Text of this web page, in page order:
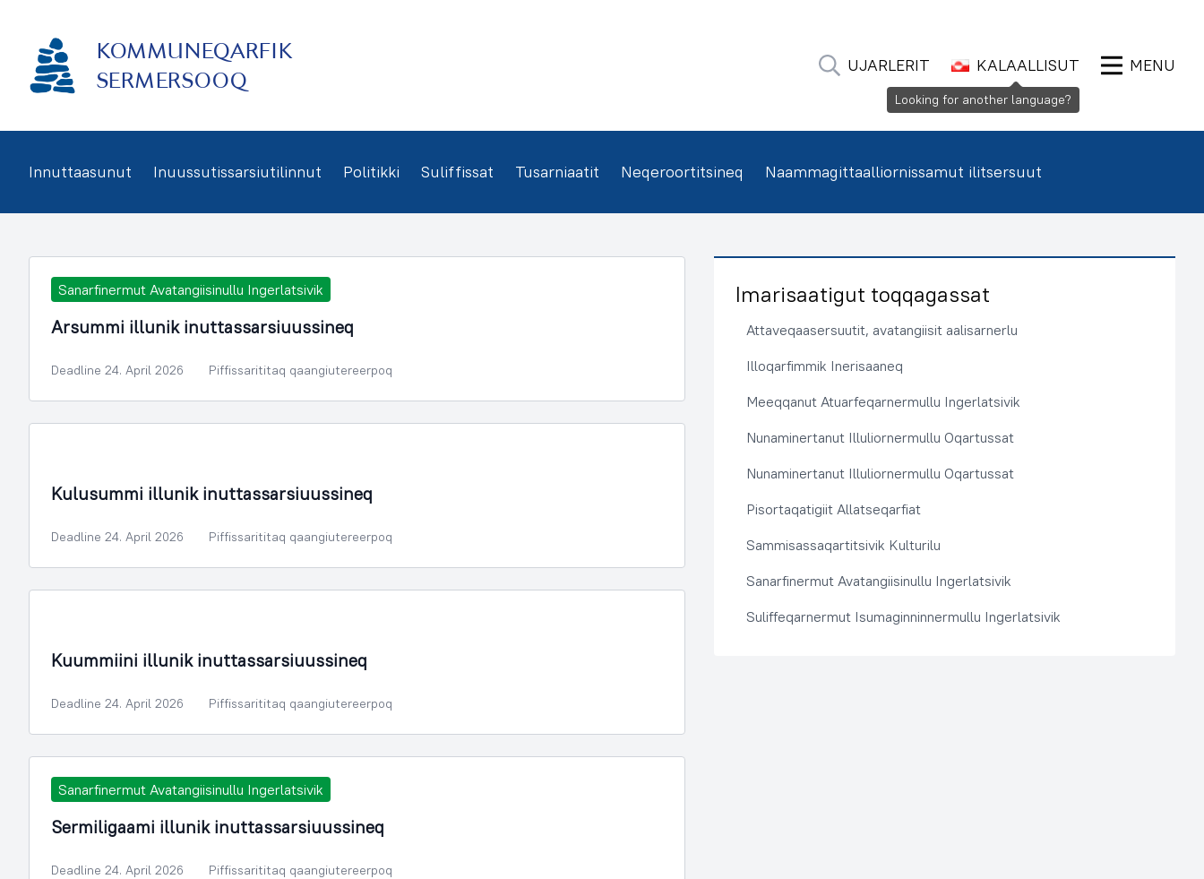
KOMMUNEQARFIK
SERMERSOOQ
UJARLERIT KALAALLISUT MENU
Innuttaasunut Inuussutissarsiutilinnut Politikki Suliffissat Tusarniaatit Neqeroortitsineq Naammagittaalliornissamut ilitsersuut
Sanarfinermut Avatangiisinullu Ingerlatsivik
Arsummi illunik inuttassarsiuussineq
Deadline 24. April 2026 Piffissarititaq qaangiutereerpoq
Kulusummi illunik inuttassarsiuussineq
Deadline 24. April 2026 Piffissarititaq qaangiutereerpoq
Kuummiini illunik inuttassarsiuussineq
Deadline 24. April 2026 Piffissarititaq qaangiutereerpoq
Sanarfinermut Avatangiisinullu Ingerlatsivik
Sermiligaami illunik inuttassarsiuussineq
Deadline 24. April 2026 Piffissarititaq qaangiutereerpoq
Imarisaatigut toqqagassat
Attaveqaasersuutit, avatangiisit aalisarnerlu
Illoqarfimmik Inerisaaneq
Meeqqanut Atuarfeqarnermullu Ingerlatsivik
Nunaminertanut Illuliornermullu Oqartussat
Nunaminertanut Illuliornermullu Oqartussat
Pisortaqatigiit Allatseqarfiat
Sammisassaqartitsivik Kulturilu
Sanarfinermut Avatangiisinullu Ingerlatsivik
Suliffeqarnermut Isumaginninnermullu Ingerlatsivik
Looking for another language?